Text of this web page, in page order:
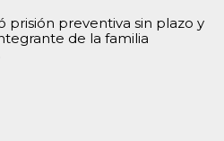
prisión preventiva sin plazo y
de la familia